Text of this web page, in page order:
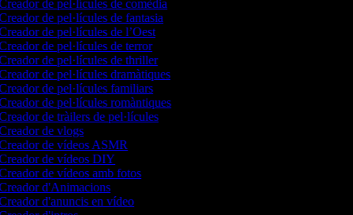
de pel·lícules de comèdia
de pel·lícules de fantasia
de pel·lícules de l’Oest
de pel·lícules de terror
de pel·lícules de thriller
de pel·lícules dramàtiques
de pel·lícules familiars
de pel·lícules romàntiques
de tràilers de pel·lícules
de vlogs
de vídeos ASMR
de vídeos DIY
de vídeos amb fotos
d'Animacions
d'anuncis en vídeo